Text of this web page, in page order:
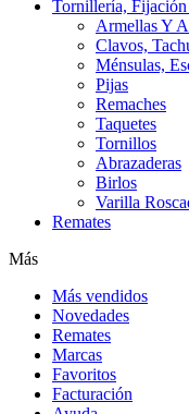
Tornillería,
Armellas Y
Clavos,
Ménsulas,
Pijas
Remaches
Taquetes
Tornillos
Abrazaderas
Birlos
Varilla
Remates
Más
Más vendidos
Novedades
Remates
Marcas
Favoritos
Facturación